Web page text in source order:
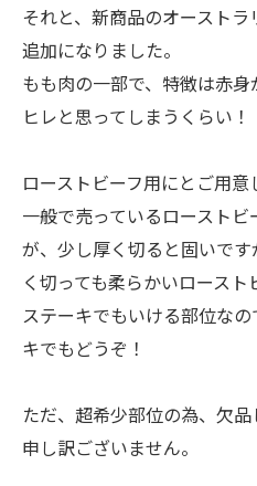
それと、新商品のオースト
追加になりました。
もも肉の一部で、特徴は赤身
ヒレと思ってしまうくらい！
ローストビーフ用にとご用意
一般で売っているロースト
が、少し厚く切ると固いで
く切っても柔らかいロースト
ステーキでもいける部位な
キでもどうぞ！
ただ、超希少部位の為、欠品
申し訳ございません。